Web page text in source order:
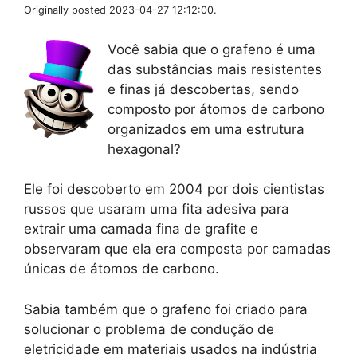
Originally posted 2023-04-27 12:12:00.
Você sabia que o grafeno é uma
das substâncias mais resistentes
e finas já descobertas, sendo
composto por átomos de carbono
organizados em uma estrutura
hexagonal?
Ele foi descoberto em 2004 por dois cientistas
russos que usaram uma fita adesiva para
extrair uma camada fina de grafite e
observaram que ela era composta por camadas
únicas de átomos de carbono.
Sabia também que o grafeno foi criado para
solucionar o problema de condução de
eletricidade em materiais usados na indústria